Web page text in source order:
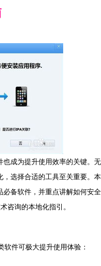
也成为提升使用效率的关键。无
选择合适的工具至关重要。本
备软件，并重点讲解如何安全
咨询的本地化指引。
件可极大提升使用体验：